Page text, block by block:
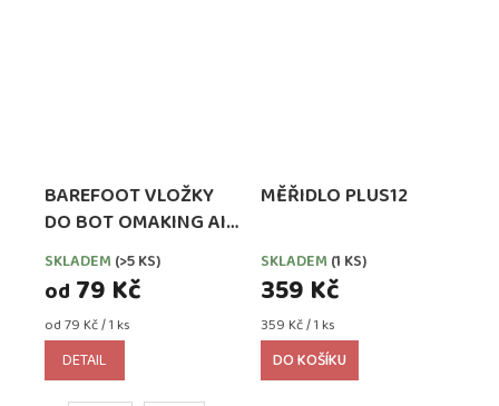
BAREFOOT VLOŽKY
DO BOT OMAKING AIR
SOFT
SKLADEM (>5 KS)
od 79 Kč
Měrná
cena:
od 79 Kč / 1 ks
DETAIL
MĚŘIDLO PLUS12
SKLADEM (1 KS)
359 Kč
Měrná
cena:
359 Kč / 1 ks
DO KOŠÍKU